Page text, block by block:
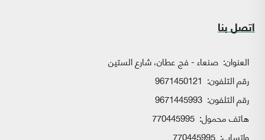
اتصل بنا
العنوان: صنعاء - فج عطان، شارع الستين
رقم التلفون: 9671450121
رقم التلفون: 9671445993
هاتف محمول: 770445995
واتساب: